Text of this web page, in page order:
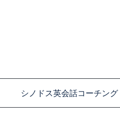
シノドス英会話コーチング